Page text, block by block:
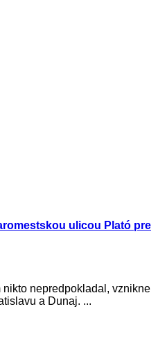
ulicou Plató pre
nikto nepredpokladal, vznikne
a Dunaj. ...